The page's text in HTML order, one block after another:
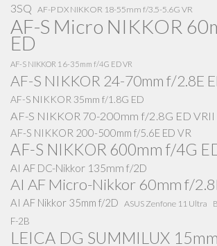
3SQ AF-P DX NIKKOR 18-55mm f/3.5-5.6G VR
AF-S Micro NIKKOR
ED
AF-S NIKKOR 16-35mm f/4G ED VR
AF-S NIKKOR 24-70mm f/2.8E
AF-S NIKKOR 35mm f/1.8G ED
AF-S NIKKOR 70-200mm f/2.8G ED VRII
AF-S NIKKOR 200-500mm f/5.6E ED VR
AF-S NIKKOR 600mm f/4G
AI AF DC-Nikkor 135mm f/2D
AI AF Micro-Nikkor 60mm f/
AI AF Nikkor 35mm f/2D ASUS Zenfone 11 Ultra
F-2B
LEICA DG SUMMILUX